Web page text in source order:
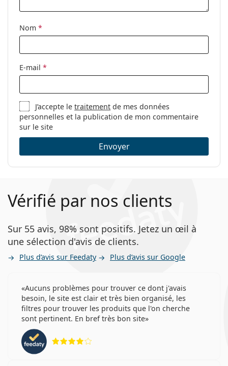
Clip-on:
Non
Accessoires
nettoyage:
Sexe:
Pour femmes
Catégorie:
Lunettes de vue
Marque:
Marc Jacobs
Code:
665 RHL 18 54
Nom *
E-mail *
J’accepte letraitement de mes données
personnelles et la publication de mon commentaire
sur le site
Envoyer
Vérifié par nos clients
Sur 55 avis, 98% sont positifs. Jetez un œil à
une sélection d'avis de clients.
Plus d’avis sur Feedaty Plus d’avis sur Google
Aucuns problèmes pour trouver ce dont j'avais
besoin, le site est clair et très bien organisé, les
filtres pour trouver les produits que l'on cherche
sont pertinent. En bref très bon site